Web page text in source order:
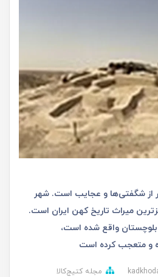
از شگفتی‌ها و عجایب است. شهر
میراث تاریخ کهن ایران است.
واقع شده است،
و متعجب کرده است
مجله کتیج‌کالا